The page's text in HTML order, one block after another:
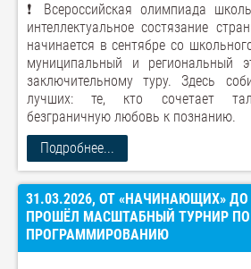
❗️ Всероссийская олимпиада
интеллектуальное состязание
начинается в сентябре со
муниципальный и региональный
заключительному туру. Здесь
лучших: те, кто сочетает
безграничную любовь к познанию.
Подробнее...
31.03.2026, ОТ «НАЧИНАЮЩИХ»
ПРОШЁЛ МАСШТАБНЫЙ ТУРНИР ПО
ПРОГРАММИРОВАНИЮ